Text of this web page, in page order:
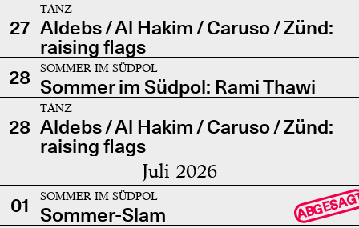
27
TANZ
Aldebs / Al Hakim / Caruso / Zünd:
raising flags
28
SOMMER IM SÜDPOL
Sommer im Südpol: Rami Thawi
28
TANZ
Aldebs / Al Hakim / Caruso / Zünd:
raising flags
Juli 2026
01 SOMMER IM SÜDPOL
Sommer-Slam